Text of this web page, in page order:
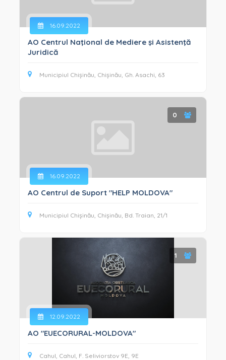
16.09.2022
AO Centrul Naţional de Mediere şi Asistenţă
Juridică
Municipiul Chișinău, Chișinău, Gh. Asachi, 63
0
16.09.2022
AO Centrul de Suport "HELP MOLDOVA"
Municipiul Chișinău, Chișinău, Bd. Traian, 21/1
1
12.09.2022
AO "EUECORURAL-MOLDOVA"
Cahul, Cahul, F. Seliviorstov 9E, 9E